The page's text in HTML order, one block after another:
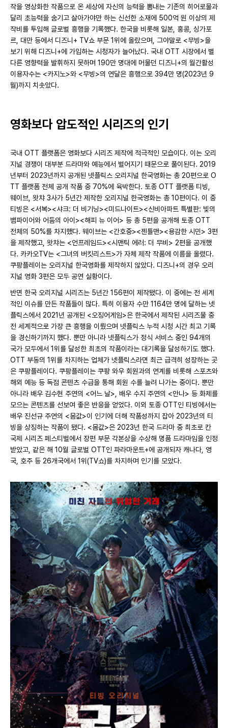
작을 영상화한 작품으로 온 세상에 자신의 능력을 뽐내는 기존의 히어로물과
달리 초능력을 숨기고 살아가야만 하는 신선한 소재에 500억 원 이상의 제
작비를 투입해 글로벌 흥행을 기록했다. 한국을 비롯해 일본, 홍콩, 싱가포
르, 대만 등에서 디즈니+ TV쇼 부문 1위에 올랐으며, 그야말로 <무빙>을
보기 위해 디즈니+에 가입하는 시청자가 늘어났다. 국내 OTT 시장에서 별
다른 영향력을 발휘하지 못하며 190만 명대에 머물던 디즈니+의 월간활성
이용자수는 <카지노>와 <무빙>의 연달은 흥행으로 394만 명(2023년 9
월)까지 치솟았다.
영화보다 압도적인 시리즈의 인기
국내 OTT 플랫폼은 영화보다 시리즈 제작에 적극적인 모습이다. 이는 오리
지널 경쟁이 대부분 드라마와 예능에서 벌어지기 때문으로 풀이된다. 2019
년부터 2023년까지 공개된 넷플릭스 오리지널 한국영화는 총 20편으로 O
TT 플랫폼 전체 공개 작품 중 70%에 육박한다. 토종 OTT 플랫폼 티빙,
웨이브, 왓챠 3사가 5년간 제작한 오리지널 한국영화는 총 10편이다. 이 중
티빙은 <서복><샤크: 더 비기닝><미드나이트><신비아파트 특별판: 빛의
뱀파이어와 어둠의 아이><해피 뉴 이어> 등 총 5편을 공개해 토종 OTT
전체의 50%를 차지했다. 웨이브는 <간호중><젠틀맨><용감한 시민> 3편
을 제작했고, 왓챠는 <언프레임드><시맨틱 에러: 더 무비> 2편을 공개했
다. 카카오TV는 <그녀의 버킷리스트>가 자체 제작 작품에 이름을 올렸다.
쿠팡플레이는 오리지널 한국영화를 제작하지 않았다. 디즈니+의 경우 오리
지널 영화 3편은 모두 공연 실황이다.
반면 한국 오리지널 시리즈는 5년간 156편이 제작됐다. 이 중에는 전 세계
적인 이슈를 만든 작품들이 많다. 특히 이용자 수만 1164만 명에 달하는 넷
플릭스에서 2021년 공개된 <오징어게임>은 한국에서 제작된 시리즈물 중
전 세계적으로 가장 큰 흥행을 이뤘으며 넷플릭스 누적 시청 시간 최고 기록
을 경신하기까지 했다. 뿐만 아니라 넷플릭스가 정식 서비스 중인 94개의
국가 모두에서 1위를 달성한 최초의 작품이라는 대기록을 달성하기도 했다.
OTT 부동의 1위를 차지하는 업체가 넷플릭스라면 최근 급격히 성장하는 곳
은 쿠팡플레이다. 쿠팡플레이는 쿠팡 와우 회원과의 연계를 비롯해 스포츠와
해외 예능 등 독점 콘텐츠 수급을 통해 회원 수를 늘려 나가는 중이다. 뿐만
아니라 배우 김수현 주연의 <어느 날>, 배우 수지 주연의 <안나> 등 화제를
모으는 콘텐츠를 선보여 좋은 반응을 얻었다. 이외 토종 OTT인 티빙에서는
배우 진선규 주연의 <몸값>이 인기에 더해 작품성까지 잡아 2023년의 티
빙을 상징하는 작품이 됐다. <몸값>은 2023년 한국 드라마 중 최초로 칸
국제 시리즈 페스티벌에서 장편 부문 각본상을 수상해 명품 드라마임을 인정
받았고, 같은 해 10월 글로벌 OTT인 파라마운트+에 공개되자 캐나다, 영
국, 호주 등 26개국에서 1위(TV쇼)를 차지하며 인기를 모았다.